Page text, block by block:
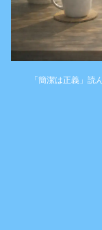
「簡潔は正義」